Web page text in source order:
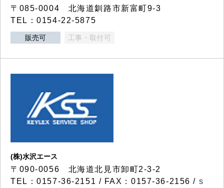
〒085-0004 北海道釧路市新富町9-3
TEL：0154-22-5875
販売可 工事・取付可
(株)水沢エース
〒090-0056 北海道北見市卸町2-3-2
TEL：0157-36-2151 / FAX：0157-36-2156 / s